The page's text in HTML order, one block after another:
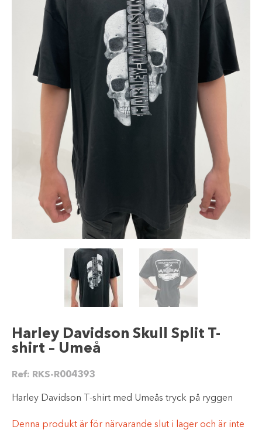
Harley Davidson Skull Split T-
shirt – Umeå
Ref: RKS-R004393
Harley Davidson T-shirt med Umeås tryck på ryggen
Denna produkt är för närvarande slut i lager och är inte